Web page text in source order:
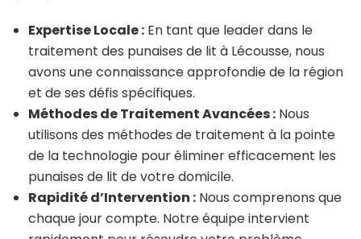
Expertise Locale : En tant que leader dans le
traitement des punaises de lit à Lécousse, nous
avons une connaissance approfondie de la région
et de ses défis spécifiques.
Méthodes de Traitement Avancées : Nous
utilisons des méthodes de traitement à la pointe
de la technologie pour éliminer efficacement les
punaises de lit de votre domicile.
Rapidité d’Intervention : Nous comprenons que
chaque jour compte. Notre équipe intervient